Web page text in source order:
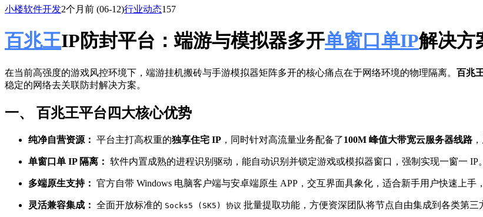
小楼软件开发2个月前 (06-12)行业动态157
百兆王IP防封平台：端游与模拟器多开单窗口单IP解决方
在当前高强度的游戏风控环境下，端游挂机搬砖与手游模拟器矩阵多开的核心痛点在于网络环境的物理隔离。 百兆
稳定的网络去关联防封解决方案。
一、 百兆王平台四大核心优势
纯净自营资源： 平台主打高权重的独享住宅 IP ，同时针对高流量业务配备了100M 峰值大带宽云服务器线路
单窗口单 IP 隔离： 软件内置成熟的进程识别驱动，能自动识别并锁定游戏或模拟器窗口，强制实现一窗一
多端原生支持： 官方自带 Windows 电脑客户端与安卓端原生 APP，交互界面具象化，适合新手用户快速上手
灵活兼容集成： 全面开放标准的 Socks5 (SK5) 协议 批量提取功能，方便资深团队将节点自由集成到各类第三